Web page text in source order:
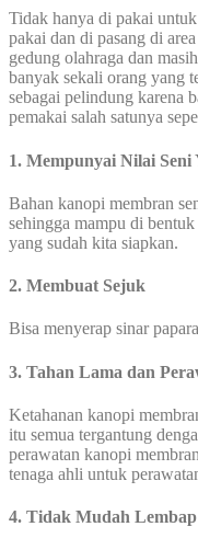
Tidak hanya di pakai
pakai dan di pasang di
gedung olahraga dan
banyak sekali orang yang
sebagai pelindung karena
pemakai salah satunya
1. Mempunyai Nilai Seni
Bahan kanopi membran
sehingga mampu di bentuk
yang sudah kita siapkan.
2. Membuat Sejuk
Bisa menyerap sinar
3. Tahan Lama dan
Ketahanan kanopi
itu semua tergantung
perawatan kanopi
tenaga ahli untuk
4. Tidak Mudah Lembap